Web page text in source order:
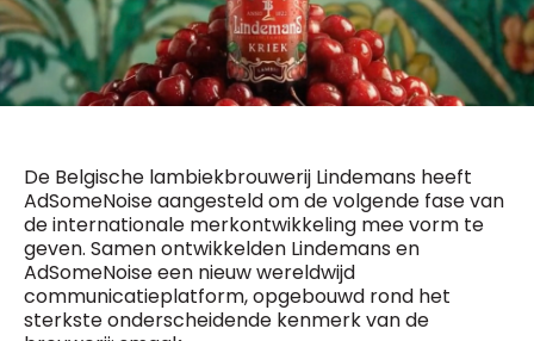
De Belgische lambiekbrouwerij Lindemans heeft
AdSomeNoise aangesteld om de volgende fase van
de internationale merkontwikkeling mee vorm te
geven. Samen ontwikkelden Lindemans en
AdSomeNoise een nieuw wereldwijd
communicatieplatform, opgebouwd rond het
sterkste onderscheidende kenmerk van de
Fred Bouchar
0498 88 64 89
f.bouchar@mm.be
0475 97 12 57
g.byl@mm.be
Chief Editor
Damien Lemaire
0477 37 31 65
d.lemaire@mm.be
BEVESTIGEN
5 x week
MM e - News
1 x week
MM Brunch
1 x week
MM Tech
10 x year
MM Best of
10 x year
MM Blue
4 x year
MM Magazine